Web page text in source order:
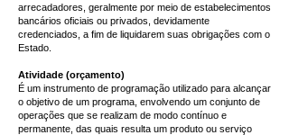
arrecadadores, geralmente por meio de estabelecimentos
bancários oficiais ou privados, devidamente
credenciados, a fim de liquidarem suas obrigações com o
Estado.
Atividade (orçamento)
É um instrumento de programação utilizado para alcançar
o objetivo de um programa, envolvendo um conjunto de
operações que se realizam de modo contínuo e
permanente, das quais resulta um produto ou serviço